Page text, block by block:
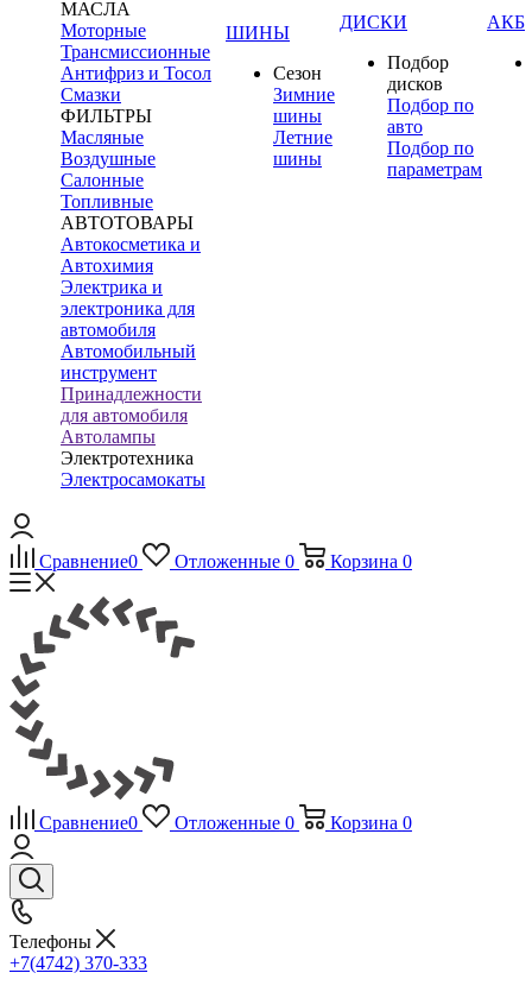
МАСЛА
Моторные
Трансмиссионные
Антифриз и Тосол
Смазки
ФИЛЬТРЫ
Масляные
Воздушные
Салонные
Топливные
АВТОТОВАРЫ
Автокосметика и
Автохимия
Электрика и
электроника для
автомобиля
Автомобильный
инструмент
Принадлежности
для автомобиля
Автолампы
Электротехника
Электросамокаты
ШИНЫ
Сезон
Зимние
шины
Летние
шины
ДИСКИ
Подбор
дисков
Подбор по
авто
Подбор по
параметрам
АКБ
Сравнение0 Отложенные 0 Корзина 0
Сравнение0 Отложенные 0 Корзина 0
Телефоны
+7(4742) 370-333